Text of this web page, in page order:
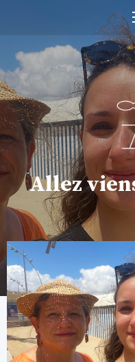
Allez